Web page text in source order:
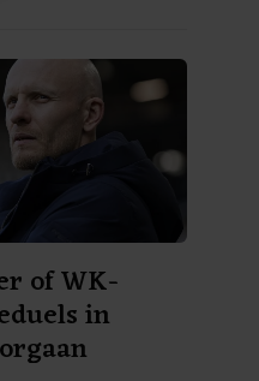
of WK-
in